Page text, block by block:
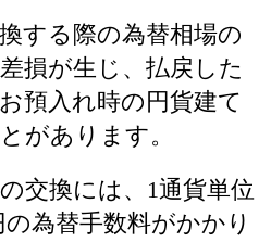
する際の為替相場の
損が生じ、払戻した
預入れ時の円貨建て
があります。
交換には、1通貨単位
為替手数料がかかり